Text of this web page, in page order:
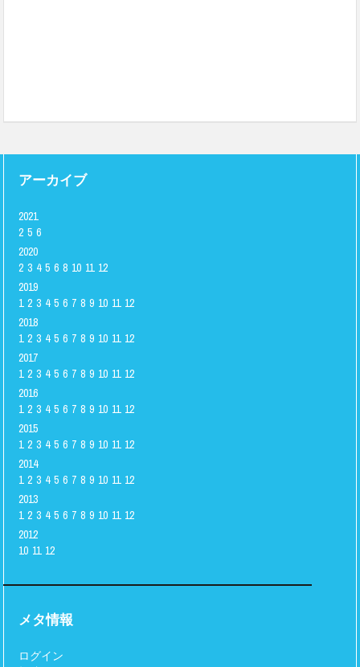
アーカイブ
2021
2 5 6
2020
2 3 4 5 6 8 10 11 12
2019
1 2 3 4 5 6 7 8 9 10 11 12
2018
1 2 3 4 5 6 7 8 9 10 11 12
2017
1 2 3 4 5 6 7 8 9 10 11 12
2016
1 2 3 4 5 6 7 8 9 10 11 12
2015
1 2 3 4 5 6 7 8 9 10 11 12
2014
1 2 3 4 5 6 7 8 9 10 11 12
2013
1 2 3 4 5 6 7 8 9 10 11 12
2012
10 11 12
メタ情報
ログイン